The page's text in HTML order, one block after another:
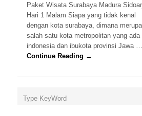
Paket Wisata Surabaya Madura
Hari 1 Malam Siapa yang tidak kenal
dengan kota surabaya, dimana
salah satu kota metropolitan yang ada
indonesia dan ibukota provinsi Jawa …
Continue Reading →